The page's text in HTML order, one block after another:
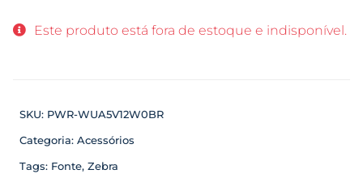
Este produto está fora de estoque e indisponível.
SKU: PWR-WUA5V12W0BR
Categoria: Acessórios
Tags: Fonte, Zebra